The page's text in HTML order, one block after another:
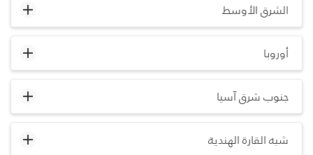
الشرق الأوسط
أوروبا
جنوب شرق آسيا
شبه القارة الهندية